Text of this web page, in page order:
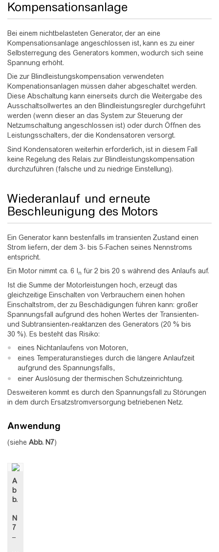
Kompensationsanlage
Bei einem nichtbelasteten Generator, der an eine
Kompensationsanlage angeschlossen ist, kann es zu einer
Selbsterregung des Generators kommen, wodurch sich seine
Spannung erhöht.
Die zur Blindleistungskompensation verwendeten
Kompenationsanlagen müssen daher abgeschaltet werden.
Diese Abschaltung kann einerseits durch die Weitergabe des
Ausschaltsollwertes an den Blindleistungsregler durchgeführt
werden (wenn dieser an das System zur Steuerung der
Netzumschaltung angeschlossen ist) oder durch Öffnen des
Leistungsschalters, der die Kondensatoren versorgt.
Sind Kondensatoren weiterhin erforderlich, ist in diesem Fall
keine Regelung des Relais zur Blindleistungskompensation
durchzuführen (falsche und zu niedrige Einstellung).
Wiederanlauf und erneute
Beschleunigung des Motors
Ein Generator kann bestenfalls im transienten Zustand einen
Strom liefern, der dem 3- bis 5-Fachen seines Nennstroms
entspricht.
Ein Motor nimmt ca. 6 In für 2 bis 20 s während des Anlaufs auf.
Ist die Summe der Motorleistungen hoch, erzeugt das
gleichzeitige Einschalten von Verbrauchern einen hohen
Einschaltstrom, der zu Beschädigungen führen kann: großer
Spannungsfall aufgrund des hohen Wertes der Transienten-
und Subtransienten-reaktanzen des Generators (20 % bis
30 %). Es besteht das Risiko:
eines Nichtanlaufens von Motoren,
eines Temperaturanstieges durch die längere Anlaufzeit
aufgrund des Spannungsfalls,
einer Auslösung der thermischen Schutzeinrichtung.
Desweiteren kommt es durch den Spannungsfall zu Störungen
in dem durch Ersatzstromversorgung betriebenen Netz.
Anwendung
(siehe Abb. N7)
A
b
b.
N
7
–